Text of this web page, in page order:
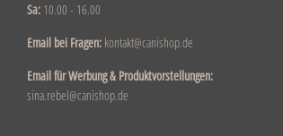
Sa: 10.00 - 16.00
Email bei Fragen: kontakt@canishop.de
Email für Werbung & Produktvorstellungen:
sina.rebel@canishop.de